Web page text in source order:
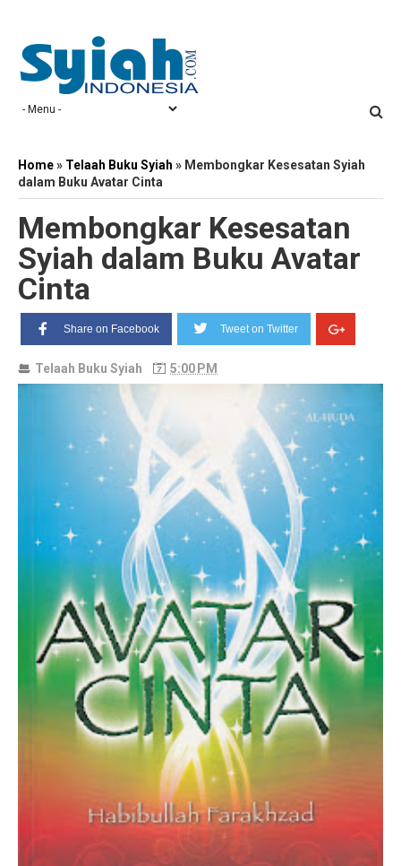
Home» Telaah Buku Syiah » Membongkar Kesesatan Syiah
dalam Buku Avatar Cinta
Membongkar Kesesatan
Syiah dalam Buku Avatar
Cinta
Share on Facebook Tweet on Twitter
Telaah Buku Syiah 5:00 PM